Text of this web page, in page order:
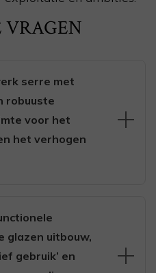
VRAGEN
serre met
robuuste
voor het
het verhogen
door comfortabel kunt
De robuuste
volledig geïsoleerde
glazen uitbouw,
gebruik’ en